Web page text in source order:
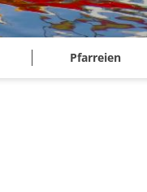
Pfarreien